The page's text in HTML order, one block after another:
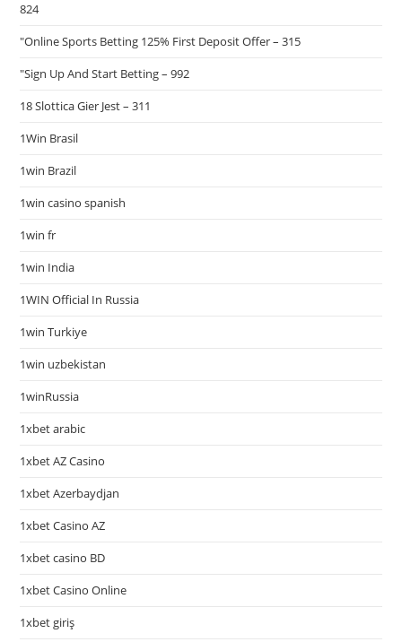
824
"Online Sports Betting 125% First Deposit Offer – 315
"Sign Up And Start Betting – 992
18 Slottica Gier Jest – 311
1Win Brasil
1win Brazil
1win casino spanish
1win fr
1win India
1WIN Official In Russia
1win Turkiye
1win uzbekistan
1winRussia
1xbet arabic
1xbet AZ Casino
1xbet Azerbaydjan
1xbet Casino AZ
1xbet casino BD
1xbet Casino Online
1xbet giriş